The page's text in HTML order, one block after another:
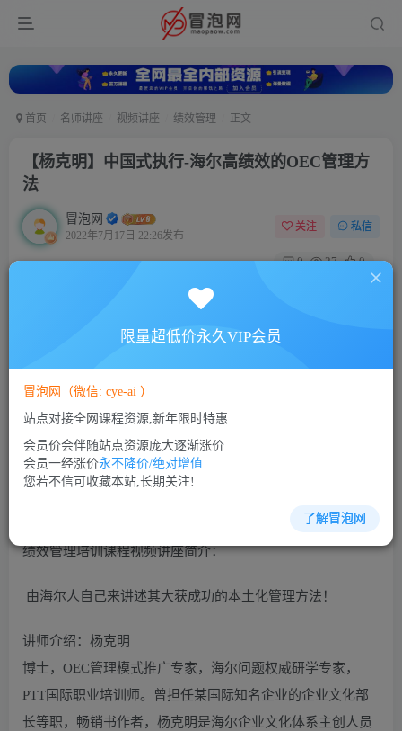
首页 名师讲座 视频讲座 绩效管理 正文
【杨克明】中国式执行-海尔高绩效的OEC管理方
法
冒泡网
2022年7月17日 22:26发布
关注 私信
0 27 0
【杨克明】中国式执行-海尔高绩效的OEC管理方法
此内容为付费资源，请付费后查看
5
VIP会员
立即购买
您当前未登录！建议登陆后购买，可保存购买订单
绩效管理培训课程视频讲座简介：
由海尔人自己来讲述其大获成功的本土化管理方法！
讲师介绍：杨克明
博士，OEC管理模式推广专家，海尔问题权威研学专家，
PTT国际职业培训师。曾担任某国际知名企业的企业文化部
长等职，畅销书作者，杨克明是海尔企业文化体系主创人员
限量超低价永久VIP会员
冒泡网（微信: cye-ai ）
站点对接全网课程资源,新年限时特惠
会员价会伴随站点资源庞大逐渐涨价
会员一经涨价永不降价/绝对增值
您若不信可收藏本站,长期关注!
了解冒泡网